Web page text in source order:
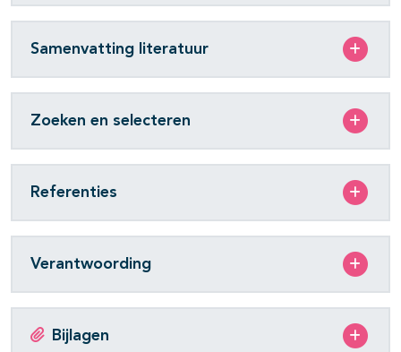
Samenvatting literatuur
Zoeken en selecteren
Referenties
Verantwoording
Bijlagen